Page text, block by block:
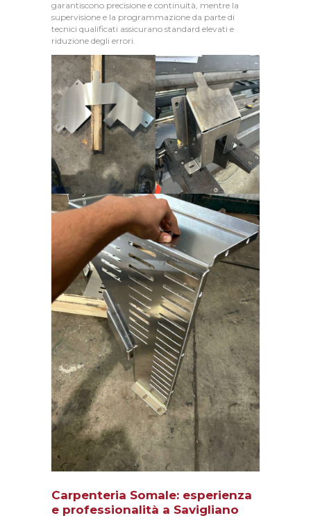
garantiscono precisione e continuità, mentre la
supervisione e la programmazione da parte di
tecnici qualificati assicurano standard elevati e
riduzione degli errori.
Carpenteria Somale: esperienza
e professionalità a Savigliano